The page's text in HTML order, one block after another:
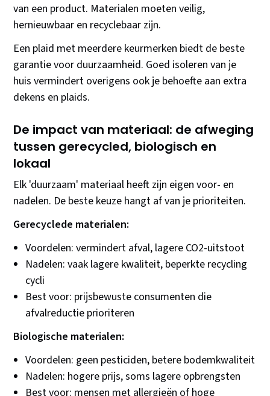
van een product. Materialen moeten veilig,
hernieuwbaar en recyclebaar zijn.
Een plaid met meerdere keurmerken biedt de beste
garantie voor duurzaamheid. Goed isoleren van je
huis vermindert overigens ook je behoefte aan extra
dekens en plaids.
De impact van materiaal: de afweging
tussen gerecycled, biologisch en
lokaal
Elk 'duurzaam' materiaal heeft zijn eigen voor- en
nadelen. De beste keuze hangt af van je prioriteiten.
Gerecyclede materialen:
Voordelen: vermindert afval, lagere CO2-uitstoot
Nadelen: vaak lagere kwaliteit, beperkte recycling
cycli
Best voor: prijsbewuste consumenten die
afvalreductie prioriteren
Biologische materialen:
Voordelen: geen pesticiden, betere bodemkwaliteit
Nadelen: hogere prijs, soms lagere opbrengsten
Best voor: mensen met allergieën of hoge